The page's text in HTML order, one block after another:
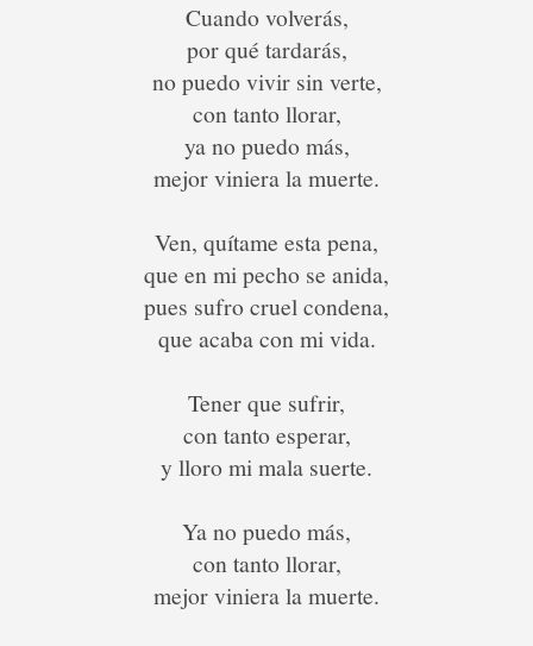
Cuando volverás,
por qué tardarás,
no puedo vivir sin verte,
con tanto llorar,
ya no puedo más,
mejor viniera la muerte.
Ven, quítame esta pena,
que en mi pecho se anida,
pues sufro cruel condena,
que acaba con mi vida.
Tener que sufrir,
con tanto esperar,
y lloro mi mala suerte.
Ya no puedo más,
con tanto llorar,
mejor viniera la muerte.